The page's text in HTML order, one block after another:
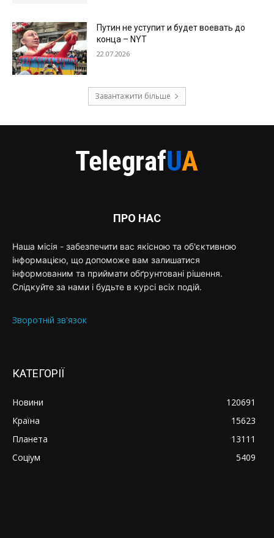
Путин не уступит и будет воевать до
конца – NYT
22.07.2026
Завантажити більше
ПРО НАС
Наша місія - забезпечити вас якісною та об'єктивною
інформацією, що допоможе вам залишатися
інформованим та приймати обґрунтовані рішення.
Слідкуйте за нами і будьте в курсі всіх подій.
Зворотній зв'язок
КАТЕГОРІЇ
Новини
120691
Країна
15623
Планета
13111
Соціум
5409